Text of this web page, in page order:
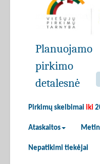
Pirkimų skelbimai iki
Ataskaitos
Nepatikimi tiekėjai
Planuojamo
pirkimo
detalesnė